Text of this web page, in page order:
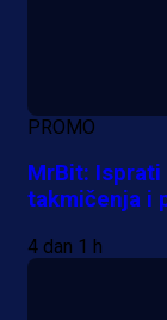
PROMO
MrBit:
takmičenja i
4 dan 1 h